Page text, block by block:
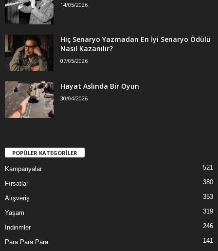
14/05/2026
Hiç Senaryo Yazmadan En İyi Senaryo Ödülü
Nasıl Kazanılır?
07/05/2026
Hayat Aslında Bir Oyun
30/04/2026
POPÜLER KATEGORİLER
Kampanyalar 521
Fırsatlar 380
Alışveriş 353
Yaşam 319
İndirimler 246
Para Para Para 141